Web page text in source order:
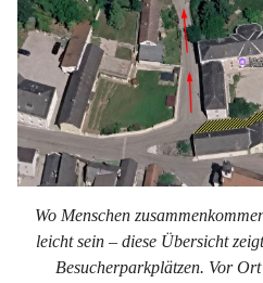
Wo Menschen
leicht sein – diese Übersicht
Besucherparkplätzen. Vor